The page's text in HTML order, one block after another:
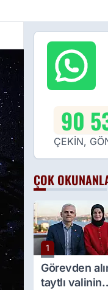
90
ÇEKİN,
ÇOK
1
Görevden
taytlı valinin